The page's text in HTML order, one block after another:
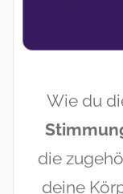
Wie du
die
deine